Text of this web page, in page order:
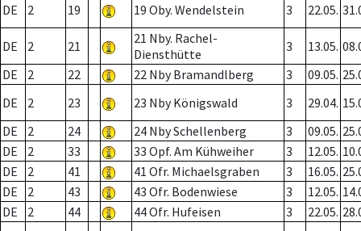
DE
2 19 19 Oby. Wendelstein 3 22.05.
DE 2 21
21 Nby. Rachel-
Diensthütte
3 13.05.
DE
2 22 22 Nby Bramandlberg 3 09.05.
DE
2 23 23 Nby Königswald 3 29.04.
DE
2 24 24 Nby Schellenberg 3 09.05.
DE
2 33 33 Opf. Am Kühweiher 3 12.05.
DE
2 41 41 Ofr. Michaelsgraben 3 16.05.
DE
2 43 43 Ofr. Bodenwiese 3 12.05.
DE
2 44 44 Ofr. Hufeisen 3 22.05.